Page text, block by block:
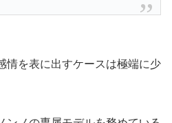
情を表に出すケースは極端に少